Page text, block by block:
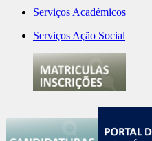
Serviços Académicos
Serviços Ação Social